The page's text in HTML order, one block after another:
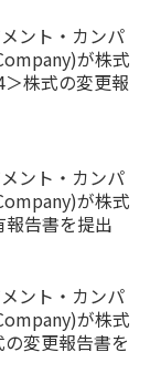
ント・カンパ
が株式
株式の変更報
ント・カンパ
が株式
告書を提出
ント・カンパ
が株式
変更報告書を